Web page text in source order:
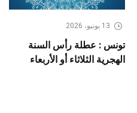
13 يونيو، 2026
تونس : عطلة رأس السنة
الهجرية الثلاثاء أو الأربعاء